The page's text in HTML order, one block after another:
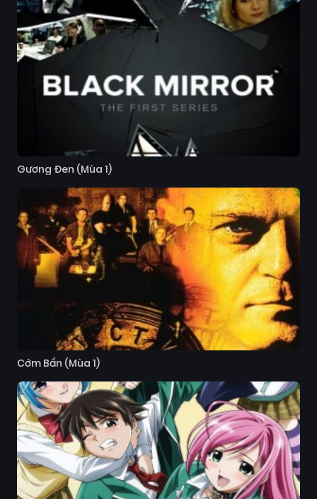
Gương Đen (Mùa 1)
Cớm Bẩn (Mùa 1)